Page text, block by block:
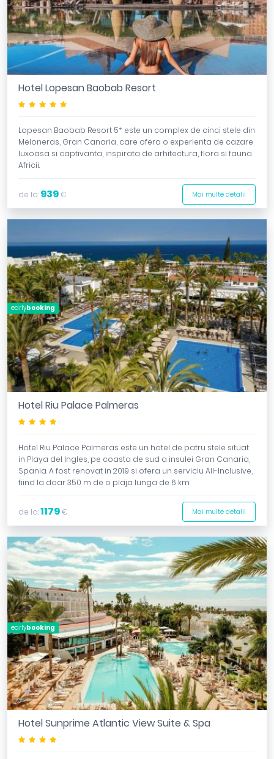
Hotel Lopesan Baobab Resort
Lopesan Baobab Resort 5* este un complex de cinci stele din
Meloneras, Gran Canaria, care ofera o experienta de cazare
luxoasa si captivanta, inspirata de arhitectura, flora si fauna
Africii.
de la: 939€ Mai multe detalii
Hotel Riu Palace Palmeras
earlybooking
Hotel Riu Palace Palmeras este un hotel de patru stele situat
in Playa del Ingles, pe coasta de sud a insulei Gran Canaria,
Spania. A fost renovat in 2019 si ofera un serviciu All-Inclusive,
fiind la doar 350 m de o plaja lunga de 6 km.
de la:1179€ Mai multe detalii
Hotel Sunprime Atlantic View Suite & Spa
earlybooking